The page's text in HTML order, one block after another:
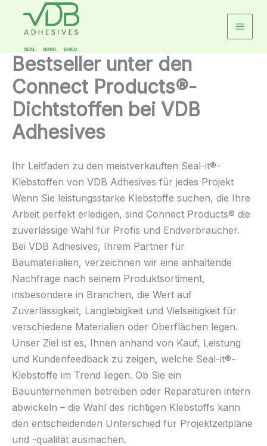
Bestseller unter den
Connect Products®-
Dichtstoffen bei VDB
Adhesives
Ihr Leitfaden zu den meistverkauften Seal-it®-
Klebstoffen von VDB Adhesives für jedes Projekt
Wenn Sie leistungsstarke Klebstoffe suchen, die Ihre
Arbeit perfekt erledigen, sind Connect Products® die
zuverlässige Wahl für Profis und Endverbraucher.
Bei VDB Adhesives, Ihrem Partner für
Baumaterialien, verzeichnen wir eine anhaltende
Nachfrage nach seinem Produktsortiment,
insbesondere in Branchen, die Wert auf
Zuverlässigkeit, Langlebigkeit und Vielseitigkeit für
verschiedene Materialien oder Oberflächen legen.
Unser Ziel ist es, Ihnen anhand von Kauf, Leistung
und Kundenfeedback zu zeigen, welche Seal-it®-
Klebstoffe im Trend liegen. Ob Sie ein
Bauunternehmen betreiben oder Reparaturen intern
abwickeln – die Wahl des richtigen Klebstoffs kann
den entscheidenden Unterschied für Projektzeitpläne
und -qualität ausmachen.